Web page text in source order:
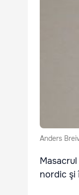
Anders
nordic şi